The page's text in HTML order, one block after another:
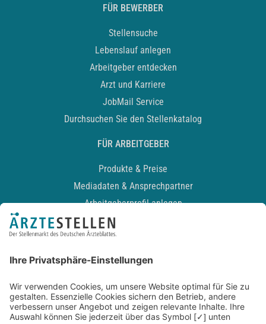
FÜR BEWERBER
Stellensuche
Lebenslauf anlegen
Arbeitgeber entdecken
Arzt und Karriere
JobMail Service
Durchsuchen Sie den Stellenkatalog
FÜR ARBEITGEBER
Produkte & Preise
Mediadaten & Ansprechpartner
Arbeitgeberprofil anlegen
Recruiting-Podcast
Kontakt
Datenschutz
Newsletter